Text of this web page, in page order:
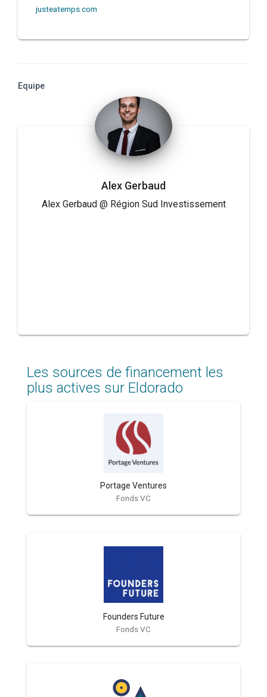
justeatemps.com
Equipe
Alex Gerbaud
Alex Gerbaud @ Région Sud Investissement
Les sources de financement les
plus actives sur Eldorado
Portage Ventures
Fonds VC
Founders Future
Fonds VC